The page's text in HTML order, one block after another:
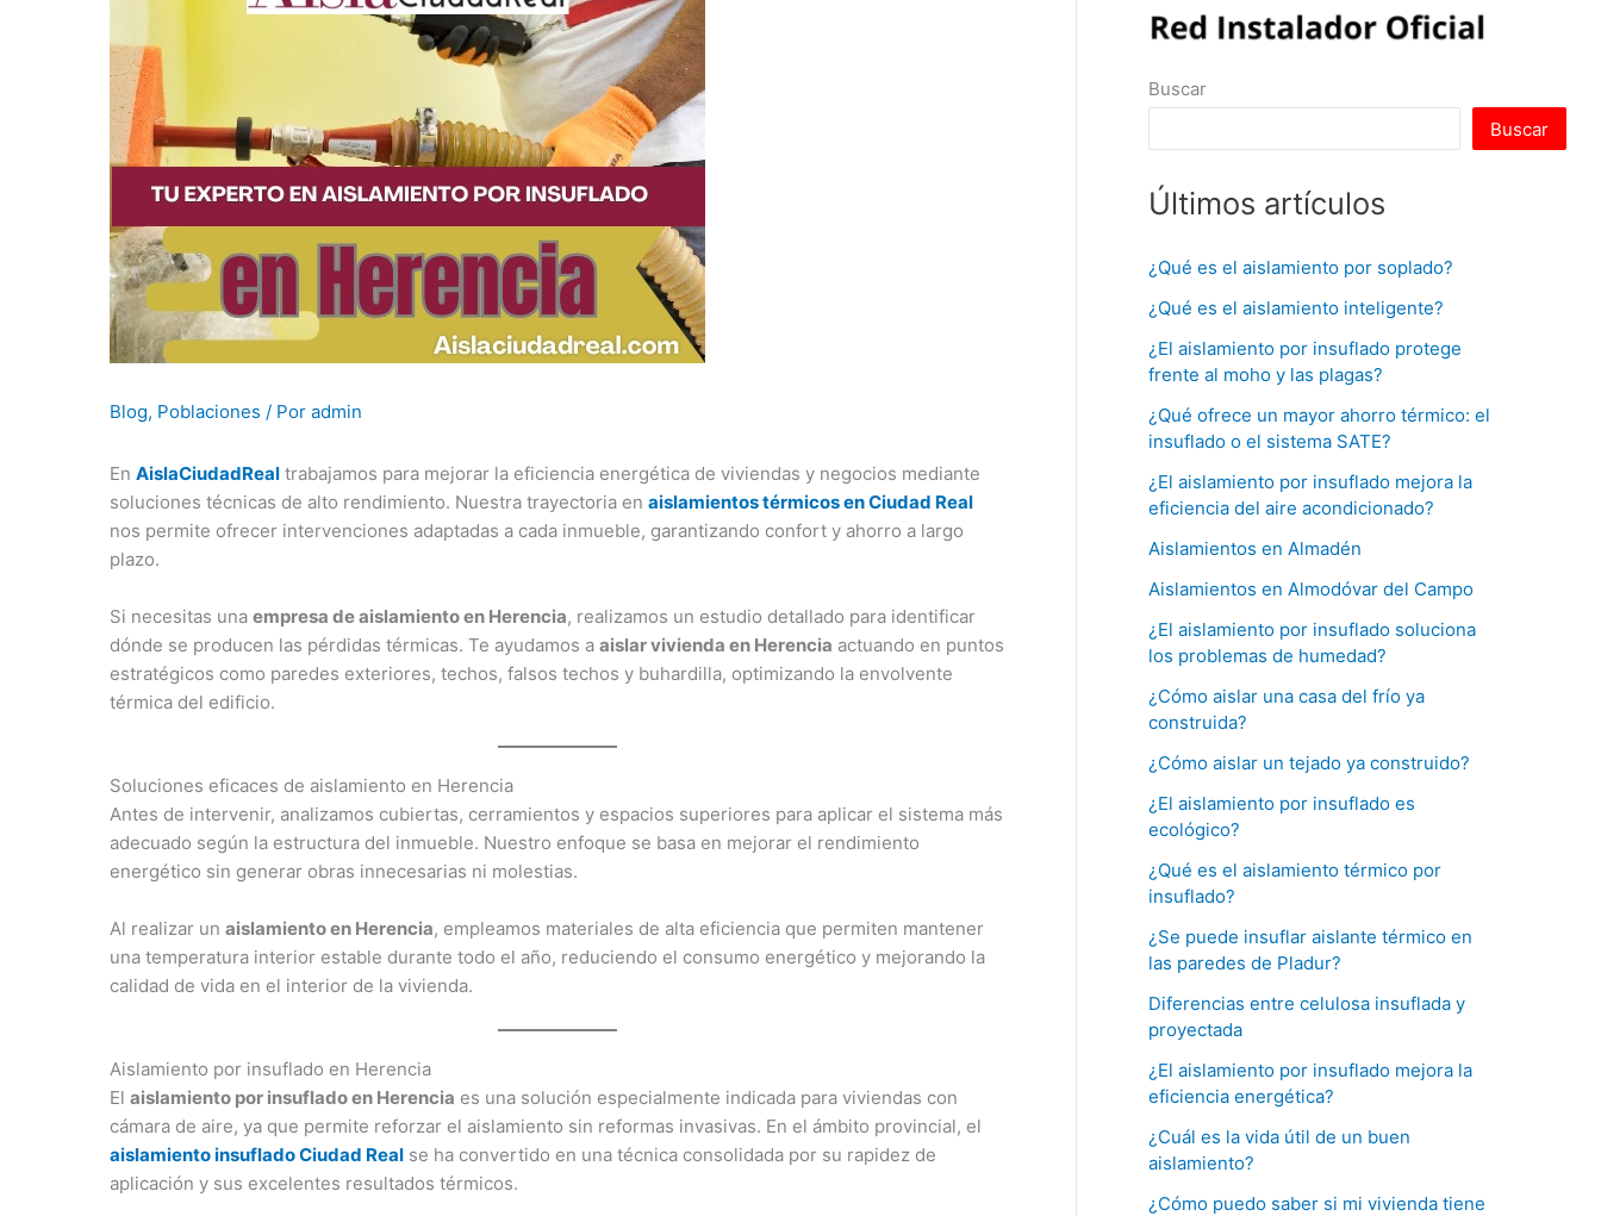
Blog, Poblaciones / Por admin
En AislaCiudadReal trabajamos para mejorar la eficiencia energética de viviendas y negocios mediante
soluciones técnicas de alto rendimiento. Nuestra trayectoria en aislamientos térmicos en Ciudad Real
nos permite ofrecer intervenciones adaptadas a cada inmueble, garantizando confort y ahorro a largo
plazo.
Si necesitas una empresa de aislamiento en Herencia, realizamos un estudio detallado para identificar
dónde se producen las pérdidas térmicas. Te ayudamos a aislar vivienda en Herencia actuando en puntos
estratégicos como paredes exteriores, techos, falsos techos y buhardilla, optimizando la envolvente
térmica del edificio.
Soluciones eficaces de aislamiento en Herencia
Antes de intervenir, analizamos cubiertas, cerramientos y espacios superiores para aplicar el sistema más
adecuado según la estructura del inmueble. Nuestro enfoque se basa en mejorar el rendimiento
energético sin generar obras innecesarias ni molestias.
Al realizar un aislamiento en Herencia, empleamos materiales de alta eficiencia que permiten mantener
una temperatura interior estable durante todo el año, reduciendo el consumo energético y mejorando la
calidad de vida en el interior de la vivienda.
Aislamiento por insuflado en Herencia
El aislamiento por insuflado en Herencia es una solución especialmente indicada para viviendas con
cámara de aire, ya que permite reforzar el aislamiento sin reformas invasivas. En el ámbito provincial, el
aislamiento insuflado Ciudad Real se ha convertido en una técnica consolidada por su rapidez de
aplicación y sus excelentes resultados térmicos.
Buscar
Buscar
Últimos artículos
¿Qué es el aislamiento por soplado?
¿Qué es el aislamiento inteligente?
¿El aislamiento por insuflado protege
frente al moho y las plagas?
¿Qué ofrece un mayor ahorro térmico: el
insuflado o el sistema SATE?
¿El aislamiento por insuflado mejora la
eficiencia del aire acondicionado?
Aislamientos en Almadén
Aislamientos en Almodóvar del Campo
¿El aislamiento por insuflado soluciona
los problemas de humedad?
¿Cómo aislar una casa del frío ya
construida?
¿Cómo aislar un tejado ya construido?
¿El aislamiento por insuflado es
ecológico?
¿Qué es el aislamiento térmico por
insuflado?
¿Se puede insuflar aislante térmico en
las paredes de Pladur?
Diferencias entre celulosa insuflada y
proyectada
¿El aislamiento por insuflado mejora la
eficiencia energética?
¿Cuál es la vida útil de un buen
aislamiento?
¿Cómo puedo saber si mi vivienda tiene